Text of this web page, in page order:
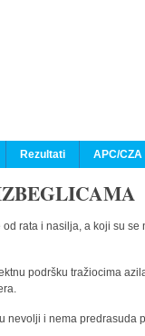
Rezultati APC/
rata i nasilja, a koji su
podršku tražiocima
i nema predrasuda